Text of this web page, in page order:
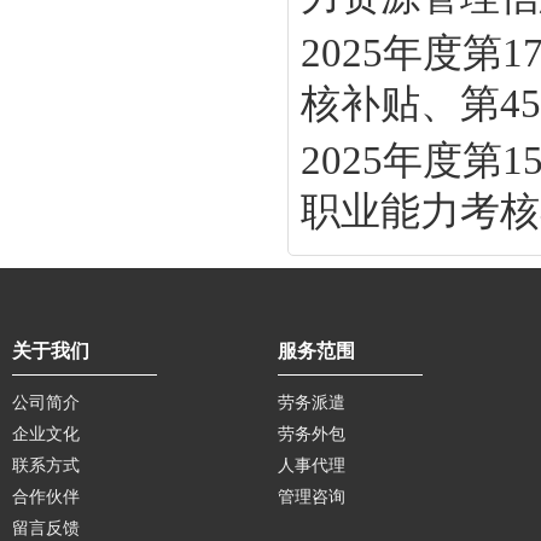
2025年度第
核补贴、第
2025年度第
职业能力考
关于我们
公司简介
企业文化
联系方式
合作伙伴
留言反馈
服务范围
劳务派遣
劳务外包
人事代理
管理咨询